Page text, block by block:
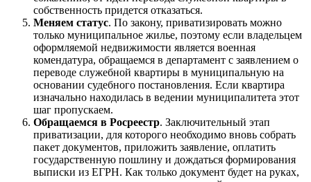
собственность придется отказаться.
Меняем статус. По закону, приватизировать можно
только муниципальное жилье, поэтому если владельцем
оформляемой недвижимости является военная
комендатура, обращаемся в департамент с заявлением о
переводе служебной квартиры в муниципальную на
основании судебного постановления. Если квартира
изначально находилась в ведении муниципалитета этот
шаг пропускаем.
Обращаемся в Росреестр. Заключительный этап
приватизации, для которого необходимо вновь собрать
пакет документов, приложить заявление, оплатить
государственную пошлину и дождаться формирования
выписки из ЕГРН. Как только документ будет на руках,